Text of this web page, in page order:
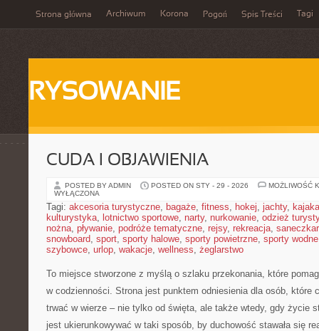
Strona główna Archiwum Korona Pogoń Spis Treści Tagi
RYSOWANIE
CUDA I OBJAWIENIA
POSTED BY ADMIN POSTED ON STY - 29 - 2026
MOŻLIWOŚĆ
WYŁĄCZONA
Tagi: akcesoria turystyczne, bagaże, fitness, hokej, jachty,
kulturystyka, lotnictwo sportowe, narty, nurkowanie, odzież
nożna, pływanie, podróże tematyczne, rejsy, rekreacja,
snowboard, sport, sporty halowe, sporty powietrzne, sporty wodne
szybowce, urlop, wakacje, wellness, żeglarstwo
To miejsce stworzone z myślą o szlaku przekonania, które
w codzienności. Strona jest punktem odniesienia dla osób, które
trwać w wierze – nie tylko od święta, ale także wtedy, gdy życie
jest ukierunkowywać w taki sposób, by duchowość stawała się